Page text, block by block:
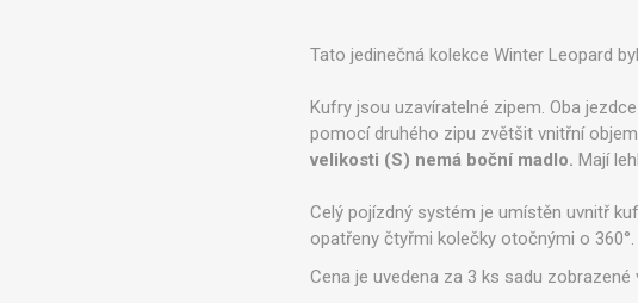
Tato jedinečná kolekce Winter Leopard
Kufry jsou uzavíratelné zipem. Oba
pomocí druhého zipu zvětšit vnitřní
velikosti (S) nemá boční madlo. Mají
Celý pojízdný systém je umístěn uvnitř
opatřeny čtyřmi kolečky otočnými o 360°.
Cena je uvedena za 3 ks sadu